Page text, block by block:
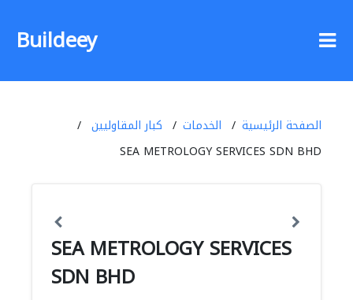
Buildeey
الصفحة الرئيسية الخدمات
كبار المقاوليين
SEA METROLOGY SERVICES SDN BHD
SEA METROLOGY SERVICES
SDN BHD